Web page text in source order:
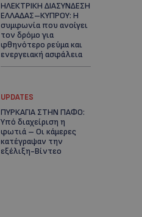
ΗΛΕΚΤΡΙΚΗ ΔΙΑΣΥΝΔΕΣΗ
ΕΛΛΑΔΑΣ–ΚΥΠΡΟΥ: Η
συμφωνία που ανοίγει
τον δρόμο για
φθηνότερο ρεύμα και
ενεργειακή ασφάλεια
UPDATES
ΠΥΡΚΑΓΙΑ ΣΤΗΝ ΠΑΦΟ:
Υπό διαχείριση η
φωτιά – Οι κάμερες
κατέγραψαν την
εξέλιξη-Βίντεο